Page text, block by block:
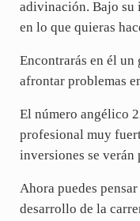
adivinación. Bajo su
en lo que quieras
Encontrarás en él un
afrontar problemas
El número angélico
profesional muy
inversiones se verán
Ahora puedes
desarrollo de la